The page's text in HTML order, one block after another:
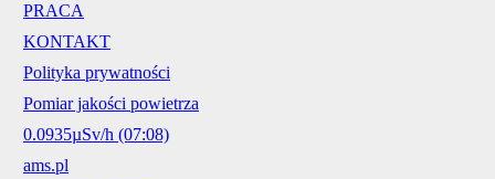
PRACA
KONTAKT
Polityka prywatności
Pomiar jakości powietrza
0.0935µSv/h (07:08)
ams.pl